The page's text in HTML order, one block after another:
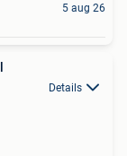
5 aug 26
Details